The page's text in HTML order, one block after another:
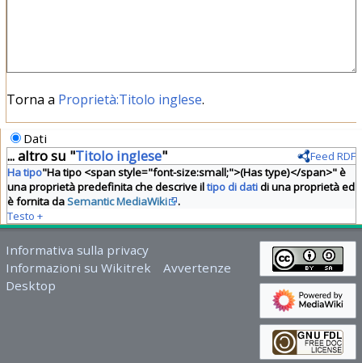
Torna a Proprietà:Titolo inglese.
Dati
... altro su "Titolo inglese"
Feed RDF
Ha tipo"Ha tipo <span style="font-size:small;">(Has type)</span>" è
una proprietà predefinita che descrive iltipo di datidi una proprietà ed
è fornita daSemantic MediaWiki
.
Testo +
Informativa sulla privacy
Informazioni su Wikitrek
Avvertenze
Desktop